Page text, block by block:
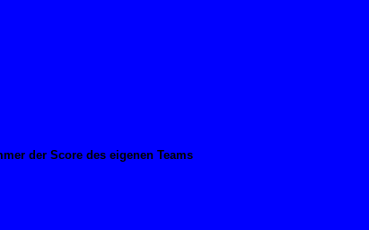
der Score des eigenen Teams